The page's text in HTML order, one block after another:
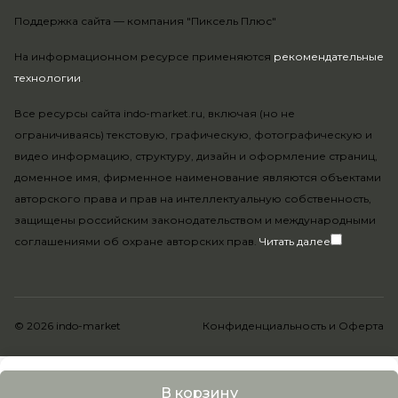
В корзину
На информационном ресурсе применяются рекомендательные
технологии.
Все ресурсы сайта indo-market.ru, включая (но не
ограничиваясь) текстовую, графическую, фотографическую и
видео информацию, структуру, дизайн и оформление страниц,
доменное имя, фирменное наименование являются объектами
авторского права и прав на интеллектуальную собственность,
защищены российским законодательством и международными
соглашениями об охране авторских прав. Читать далее
Поддержка сайта — компания "Пиксель Плюс"
© 2026 indo-market Конфиденциальность и Оферта